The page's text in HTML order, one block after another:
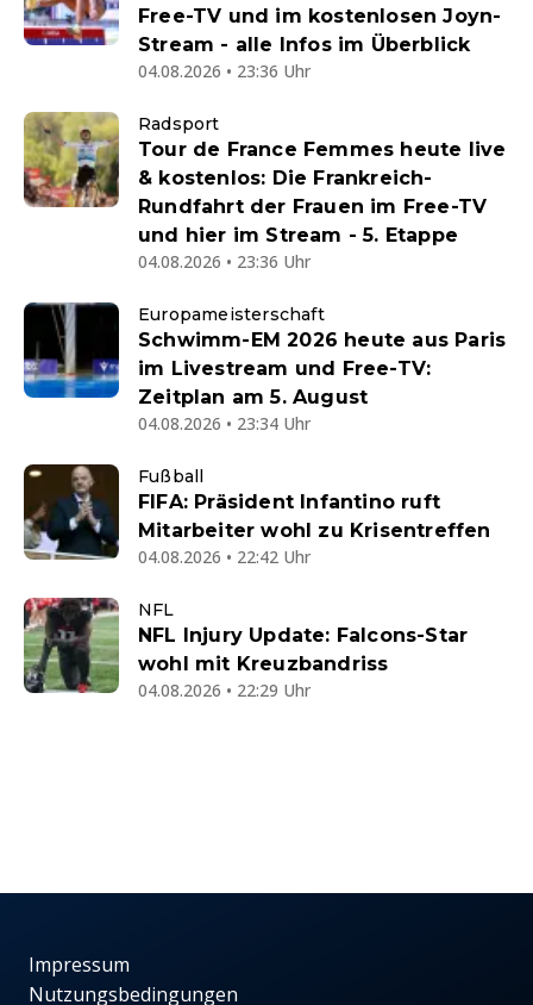
Free-TV und im kostenlosen Joyn-
Stream - alle Infos im Überblick
04.08.2026 • 23:36 Uhr
Radsport
Tour de France Femmes heute live
& kostenlos: Die Frankreich-
Rundfahrt der Frauen im Free-TV
und hier im Stream - 5. Etappe
04.08.2026 • 23:36 Uhr
Europameisterschaft
Schwimm-EM 2026 heute aus Paris
im Livestream und Free-TV:
Zeitplan am 5. August
04.08.2026 • 23:34 Uhr
Fußball
FIFA: Präsident Infantino ruft
Mitarbeiter wohl zu Krisentreffen
04.08.2026 • 22:42 Uhr
NFL
NFL Injury Update: Falcons-Star
wohl mit Kreuzbandriss
04.08.2026 • 22:29 Uhr
Impressum
Nutzungsbedingungen